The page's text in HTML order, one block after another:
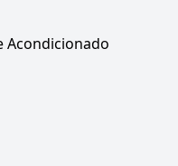
Acondicionado